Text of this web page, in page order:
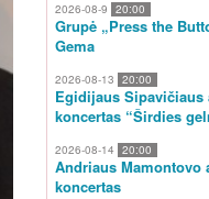
2026-08-9 20:00
Grupė „Press the
Gema
2026-08-13 20:00
Egidijaus Sipavičiaus
koncertas “Širdies
2026-08-14 20:00
Andriaus Mamontovo
koncertas